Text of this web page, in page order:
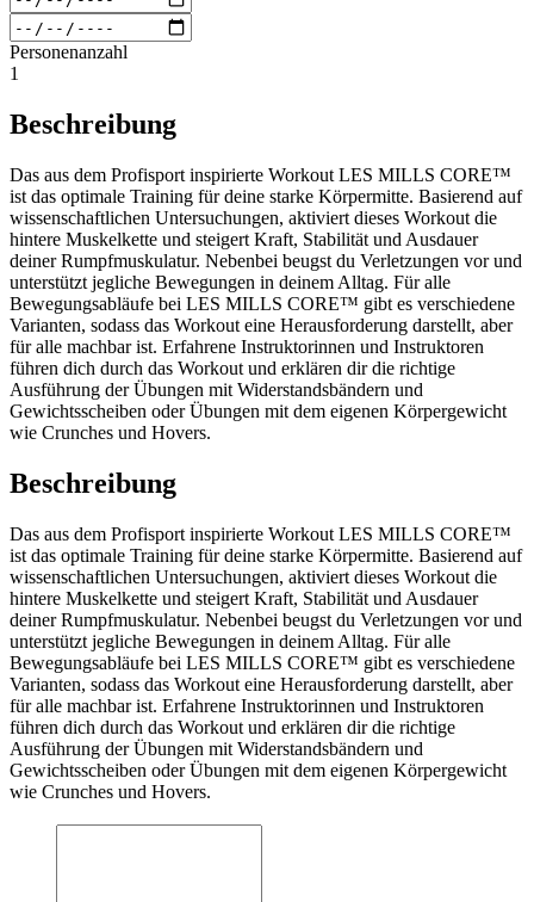
Personenanzahl
1
Beschreibung
Das aus dem Profisport inspirierte Workout LES MILLS CORE™
ist das optimale Training für deine starke Körpermitte. Basierend auf
wissenschaftlichen Untersuchungen, aktiviert dieses Workout die
hintere Muskelkette und steigert Kraft, Stabilität und Ausdauer
deiner Rumpfmuskulatur. Nebenbei beugst du Verletzungen vor und
unterstützt jegliche Bewegungen in deinem Alltag. Für alle
Bewegungsabläufe bei LES MILLS CORE™ gibt es verschiedene
Varianten, sodass das Workout eine Herausforderung darstellt, aber
für alle machbar ist. Erfahrene Instruktorinnen und Instruktoren
führen dich durch das Workout und erklären dir die richtige
Ausführung der Übungen mit Widerstandsbändern und
Gewichtsscheiben oder Übungen mit dem eigenen Körpergewicht
wie Crunches und Hovers.
Beschreibung
Das aus dem Profisport inspirierte Workout LES MILLS CORE™
ist das optimale Training für deine starke Körpermitte. Basierend auf
wissenschaftlichen Untersuchungen, aktiviert dieses Workout die
hintere Muskelkette und steigert Kraft, Stabilität und Ausdauer
deiner Rumpfmuskulatur. Nebenbei beugst du Verletzungen vor und
unterstützt jegliche Bewegungen in deinem Alltag. Für alle
Bewegungsabläufe bei LES MILLS CORE™ gibt es verschiedene
Varianten, sodass das Workout eine Herausforderung darstellt, aber
für alle machbar ist. Erfahrene Instruktorinnen und Instruktoren
führen dich durch das Workout und erklären dir die richtige
Ausführung der Übungen mit Widerstandsbändern und
Gewichtsscheiben oder Übungen mit dem eigenen Körpergewicht
wie Crunches und Hovers.